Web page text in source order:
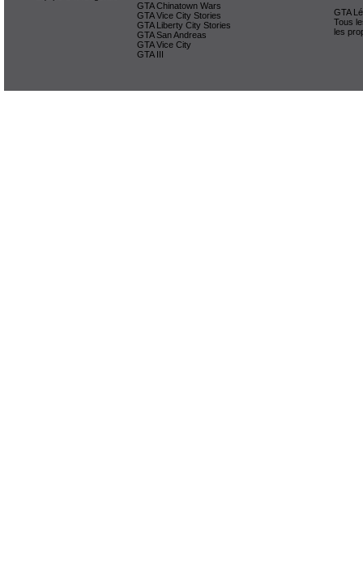
GTA Chinatown Wars
GTA Vice City Stories
GTA Liberty City Stories
GTA San Andreas
GTA Vice City
GTA III
GTA
Tous
les